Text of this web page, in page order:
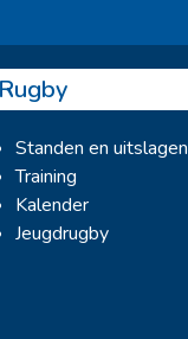
Rugby
Standen en uitslagen
Training
Kalender
Jeugdrugby